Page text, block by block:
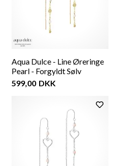
Aqua Dulce - Line Øreringe
Pearl - Forgyldt Sølv
599,00 DKK